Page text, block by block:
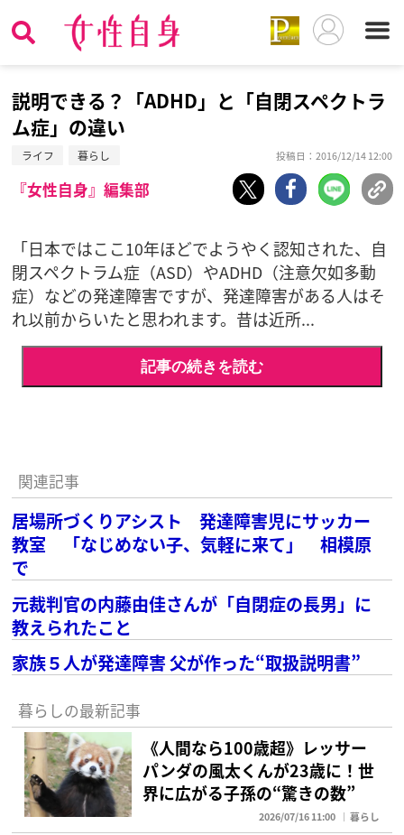
説明できる？「ADHD」と「自閉スペクトラ
ム症」の違い
ライフ 暮らし 投稿日：2016/12/14 12:00
『女性自身』編集部
「日本ではここ10年ほどでようやく認知された、自
閉スペクトラム症（ASD）やADHD（注意欠如多動
症）などの発達障害ですが、発達障害がある人はそ
れ以前からいたと思われます。昔は近所...
記事の続きを読む
関連記事
居場所づくりアシスト 発達障害児にサッカー
教室 「なじめない子、気軽に来て」 相模原
で
元裁判官の内藤由佳さんが「自閉症の長男」に
教えられたこと
家族５人が発達障害 父が作った“取扱説明書”
暮らしの最新記事
《人間なら100歳超》レッサー
パンダの風太くんが23歳に！世
界に広がる子孫の“驚きの数”
2026/07/16 11:00 暮らし